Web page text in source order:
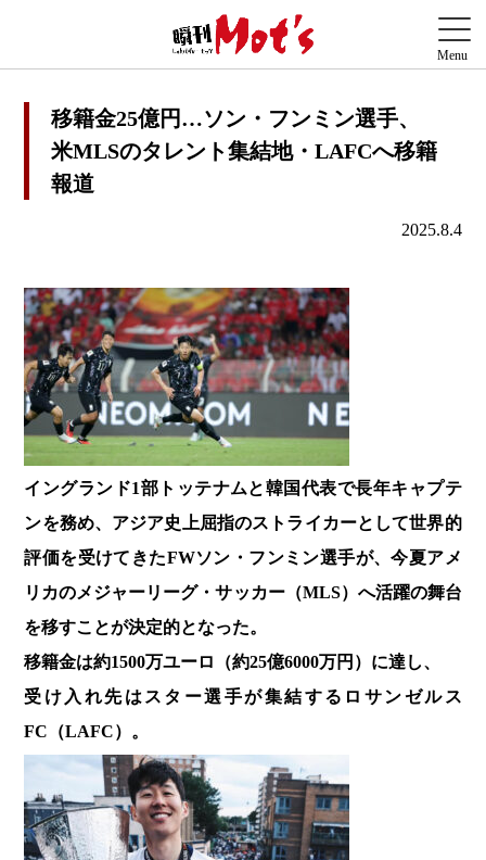
移籍金25億円…ソン・フンミン選手、
米MLSのタレント集結地・LAFCへ移籍
報道
2025.8.4
イングランド1部トッテナムと韓国代表で長年キャプテ
ンを務め、アジア史上屈指のストライカーとして世界的
評価を受けてきたFWソン・フンミン選手が、今夏アメ
リカのメジャーリーグ・サッカー（MLS）へ活躍の舞台
を移すことが決定的となった。
移籍金は約1500万ユーロ（約25億6000万円）に達し、
受け入れ先はスター選手が集結するロサンゼルス
FC（LAFC）。